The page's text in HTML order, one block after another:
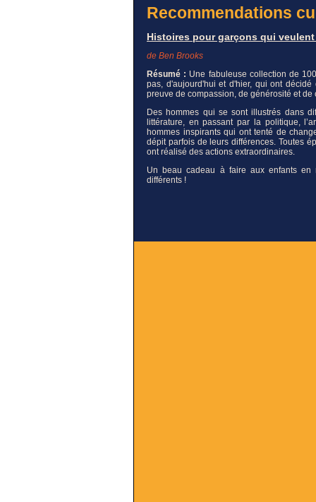
Recommendations
Histoires pour garçons qui
de Ben Brooks
Résumé : Une fabuleuse collection de
pas, d'aujourd'hui et d'hier, qui ont
preuve de compassion, de générosité et de
Des hommes qui se sont illustrés dans
littérature, en passant par la politique,
hommes inspirants qui ont tenté de
dépit parfois de leurs différences. Toutes
ont réalisé des actions extraordinaires.
Un beau cadeau à faire aux enfants en
différents !